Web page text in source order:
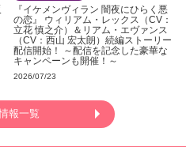
『イケメンヴィラン 闇夜にひらく悪
の恋』 ウィリアム・レックス（CV：
立花 慎之介）＆リアム・エヴァンス
（CV：西山 宏太朗）続編ストーリー
配信開始！ ～配信を記念した豪華な
キャンペーンも開催！～
2026/07/23
報一覧